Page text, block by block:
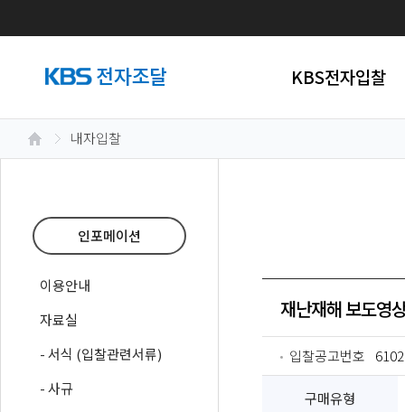
KBS전자입찰
내자입찰
인포메이션
이용안내
자료실
- 서식 (입찰관련서류)
- 사규
재난재해 보도영
입찰공고번호
구매유형